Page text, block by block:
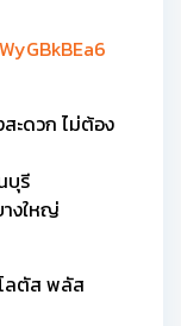
ะดวก ไม่ต้อง
บุรี
งใหญ่
ลตัส พลัส